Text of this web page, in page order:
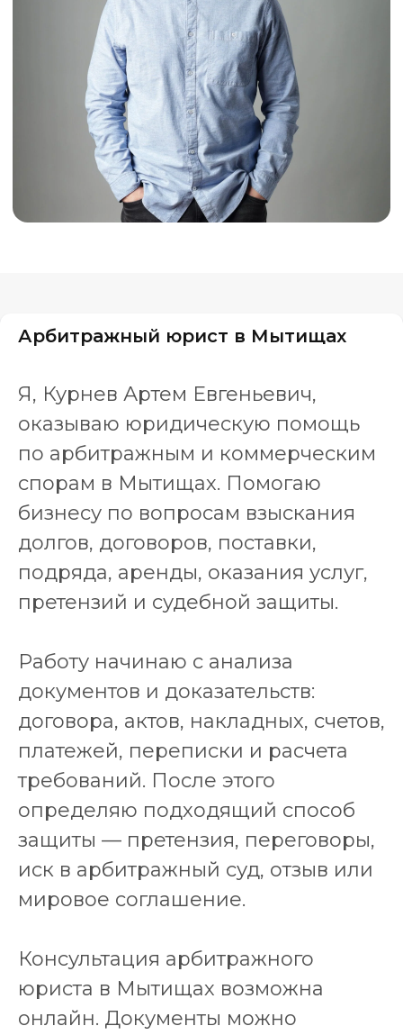
Арбитражный юрист в Мытищах
Я, Курнев Артем Евгеньевич,
оказываю юридическую помощь
по арбитражным и коммерческим
спорам в Мытищах. Помогаю
бизнесу по вопросам взыскания
долгов, договоров, поставки,
подряда, аренды, оказания услуг,
претензий и судебной защиты.
Работу начинаю с анализа
документов и доказательств:
договора, актов, накладных, счетов,
платежей, переписки и расчета
требований. После этого
определяю подходящий способ
защиты — претензия, переговоры,
иск в арбитражный суд, отзыв или
мировое соглашение.
Консультация арбитражного
юриста в Мытищах возможна
онлайн. Документы можно